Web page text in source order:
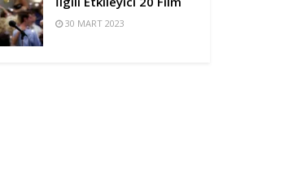
30 MART 2023